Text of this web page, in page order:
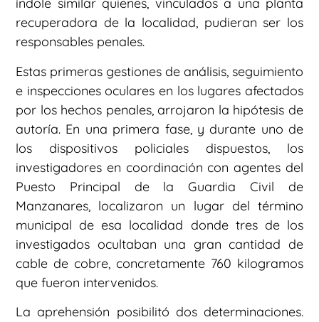
índole similar quienes, vinculados a una planta
recuperadora de la localidad, pudieran ser los
responsables penales.
Estas primeras gestiones de análisis, seguimiento
e inspecciones oculares en los lugares afectados
por los hechos penales, arrojaron la hipótesis de
autoría. En una primera fase, y durante uno de
los dispositivos policiales dispuestos, los
investigadores en coordinación con agentes del
Puesto Principal de la Guardia Civil de
Manzanares, localizaron un lugar del término
municipal de esa localidad donde tres de los
investigados ocultaban una gran cantidad de
cable de cobre, concretamente 760 kilogramos
que fueron intervenidos.
La aprehensión posibilitó dos determinaciones.